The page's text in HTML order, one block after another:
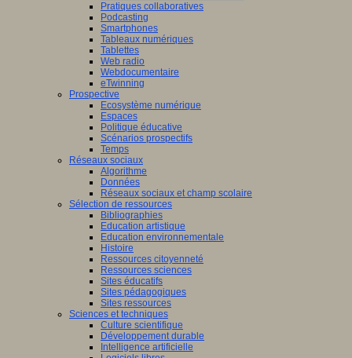
Pratiques collaboratives
Podcasting
Smartphones
Tableaux numériques
Tablettes
Web radio
Webdocumentaire
eTwinning
Prospective
Ecosystème numérique
Espaces
Politique éducative
Scénarios prospectifs
Temps
Réseaux sociaux
Algorithme
Données
Réseaux sociaux et champ scolaire
Sélection de ressources
Bibliographies
Education artistique
Education environnementale
Histoire
Ressources citoyenneté
Ressources sciences
Sites éducatifs
Sites pédagogiques
Sites ressources
Sciences et techniques
Culture scientifique
Développement durable
Intelligence artificielle